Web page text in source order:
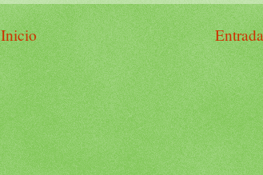
Inicio